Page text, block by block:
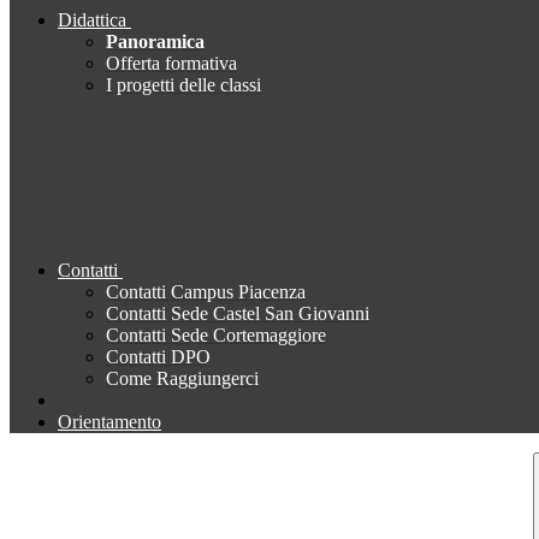
Didattica
Panoramica
Offerta formativa
I progetti delle classi
Contatti
Contatti Campus Piacenza
Contatti Sede Castel San Giovanni
Contatti Sede Cortemaggiore
Contatti DPO
Come Raggiungerci
Orientamento